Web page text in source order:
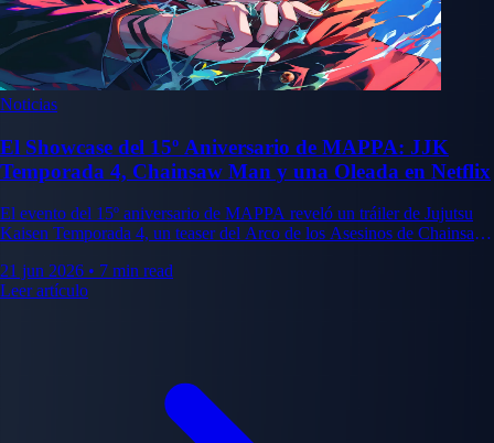
Noticias
El Showcase del 15º Aniversario de MAPPA: JJK
Temporada 4, Chainsaw Man y una Oleada en Netflix
El evento del 15º aniversario de MAPPA reveló un tráiler de Jujutsu
Kaisen Temporada 4, un teaser del Arco de los Asesinos de Chainsaw
21 jun 2026 • 7 min read
Leer artículo